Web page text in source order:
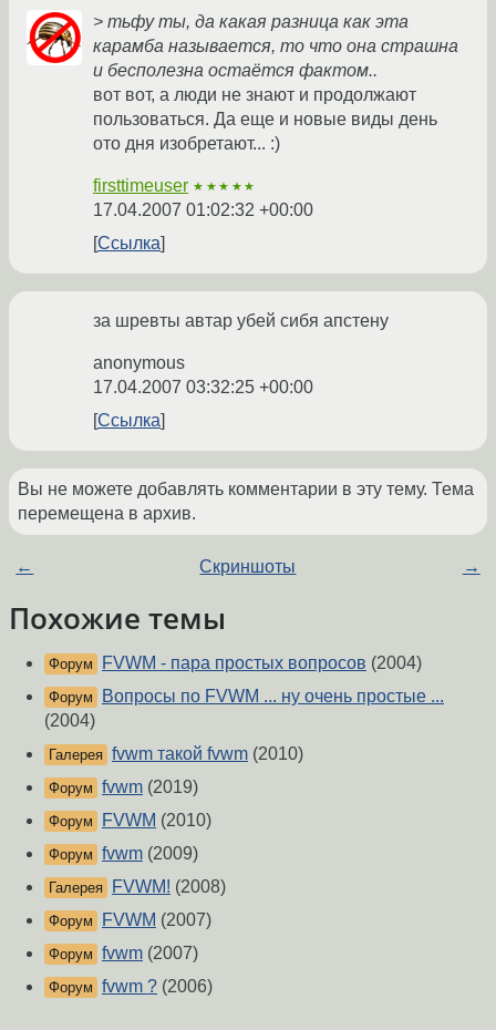
> тьфу ты, да какая разница как эта
карамба называется, то что она страшна
и бесполезна остаётся фактом..
вот вот, а люди не знают и продолжают
пользоваться. Да еще и новые виды день
ото дня изобретают... :)
firsttimeuser ★★★★★
17.04.2007 01:02:32 +00:00
Ссылка
за шревты автар убей сибя апстену
anonymous
17.04.2007 03:32:25 +00:00
Ссылка
Вы не можете добавлять комментарии в эту тему. Тема
перемещена в архив.
← Скриншоты →
Похожие темы
Форум FVWM - пара простых вопросов (2004)
Форум
Вопросы по FVWM ... ну очень простые ...
(2004)
Галерея fvwm такой fvwm (2010)
Форум fvwm (2019)
Форум FVWM (2010)
Форум fvwm (2009)
Галерея FVWM! (2008)
Форум FVWM (2007)
Форум fvwm (2007)
Форум fvwm ? (2006)